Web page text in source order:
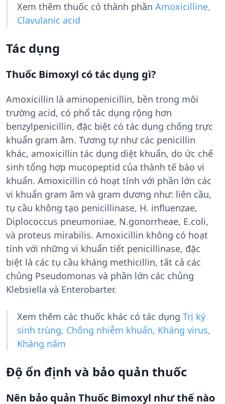
Xem thêm thuốc có thành phần Amoxicilline,
Clavulanic acid
Tác dụng
Thuốc Bimoxyl có tác dụng gì?
Amoxicillin là aminopenicillin, bền trong môi
trường acid, có phổ tác dụng rộng hơn
benzylpenicillin, đặc biệt có tác dụng chống trực
khuẩn gram âm. Tương tự như các penicillin
khác, amoxicillin tác dụng diệt khuẩn, do ức chế
sinh tổng hợp mucopeptid của thành tế bào vi
khuẩn. Amoxicillin có hoạt tính với phần lớn các
vi khuẩn gram âm và gram dương như: liên cầu,
tụ cầu không tạo penicillinase, H. influenzae,
Diplococcus pneumoniae, N.gonorrheae, E.coli,
và proteus mirabilis. Amoxicillin không có hoạt
tính với những vi khuẩn tiết penicillinase, đặc
biệt là các tụ cầu kháng methicillin, tất cả các
chủng Pseudomonas và phần lớn các chủng
Klebsiella và Enterobarter.
Xem thêm các thuốc khác có tác dụng Trị ký
sinh trùng, Chống nhiễm khuẩn, Kháng virus,
Kháng nấm
Độ ổn định và bảo quản thuốc
Nên bảo quản Thuốc Bimoxyl như thế nào